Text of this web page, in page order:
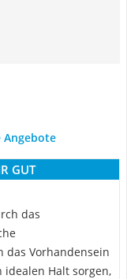
Angebote
GUT
das
das Vorhandensein
Halt sorgen,